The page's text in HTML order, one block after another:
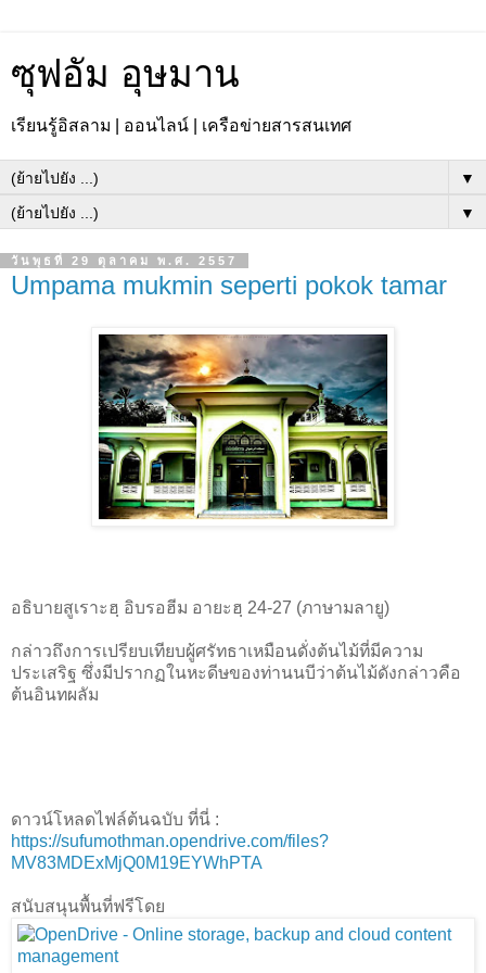
ซุฟอัม อุษมาน
เรียนรู้อิสลาม | ออนไลน์ | เครือข่ายสารสนเทศ
▼
▼
วันพุธที่ 29 ตุลาคม พ.ศ. 2557
Umpama mukmin seperti pokok tamar
อธิบายสูเราะฮฺ อิบรอฮีม อายะฮฺ 24-27 (ภาษามลายู)
กล่าวถึงการเปรียบเทียบผู้ศรัทธาเหมือนดั่งต้นไม้ที่มีความ
ประเสริฐ ซึ่งมีปรากฏในหะดีษของท่านนบีว่าต้นไม้ดังกล่าวคือ
ต้นอินทผลัม
ดาวน์โหลดไฟล์ต้นฉบับ ที่นี่ :
https://sufumothman.opendrive.com/files?
MV83MDExMjQ0M19EYWhPTA
สนับสนุนพื้นที่ฟรีโดย